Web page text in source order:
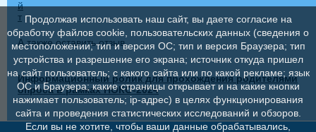
А также оставить отзыв
Информационный ролик для прохождения родителями
опроса в рамках НОКО-2024
Продолжая использовать наш сайт, вы даете согласие на
обработку файлов cookie, пользовательских данных (сведения о
местоположении; тип и версия ОС; тип и версия Браузера; тип
устройства и разрешение его экрана; источник откуда пришел
на сайт пользователь; с какого сайта или по какой рекламе; язык
ОС и Браузера; какие страницы открывает и на какие кнопки
нажимает пользователь; ip-адрес) в целях функционирования
сайта и проведения статистических исследований и обзоров.
Если вы не хотите, чтобы ваши данные обрабатывались,